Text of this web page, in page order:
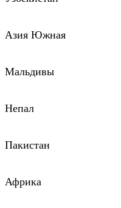
Азия Южная
Мальдивы
Непал
Пакистан
Африка